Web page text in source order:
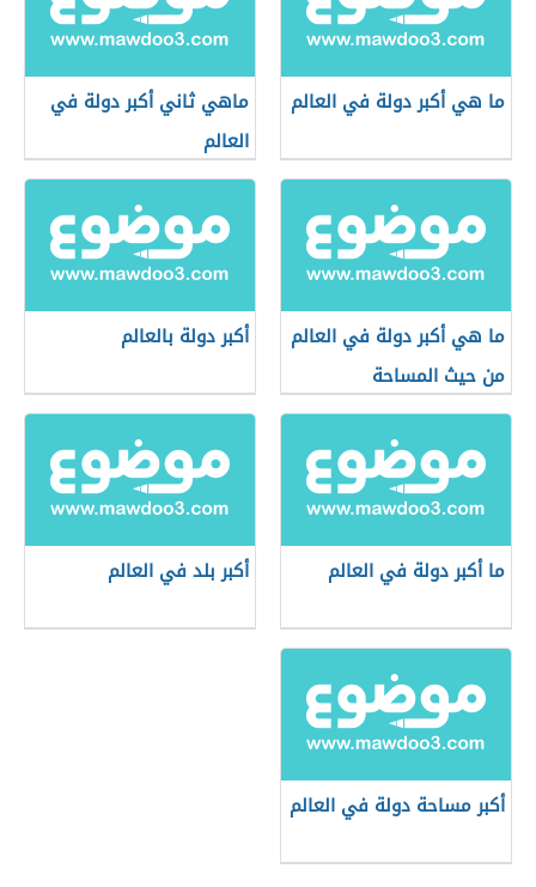
ما هي أكبر دولة في العالم
ماهي ثاني أكبر دولة في
العالم
ما هي أكبر دولة في العالم
من حيث المساحة
أكبر دولة بالعالم
ما أكبر دولة في العالم أكبر بلد في العالم
أكبر مساحة دولة في العالم